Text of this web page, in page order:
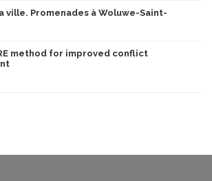
ville. Promenades à Woluwe-Saint-
method for improved conflict